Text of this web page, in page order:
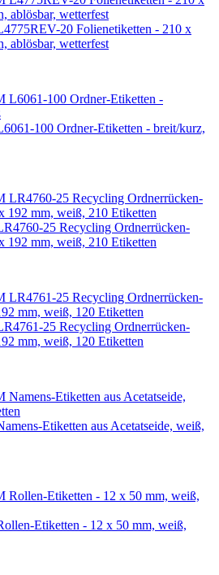
20 Folienetiketten - 210 x
ablösbar, wetterfest
100 Ordner-Etiketten - breit/kurz,
25 Recycling Ordnerrücken-
192 mm, weiß, 210 Etiketten
25 Recycling Ordnerrücken-
mm, weiß, 120 Etiketten
Etiketten aus Acetatseide, weiß,
Etiketten - 12 x 50 mm, weiß,